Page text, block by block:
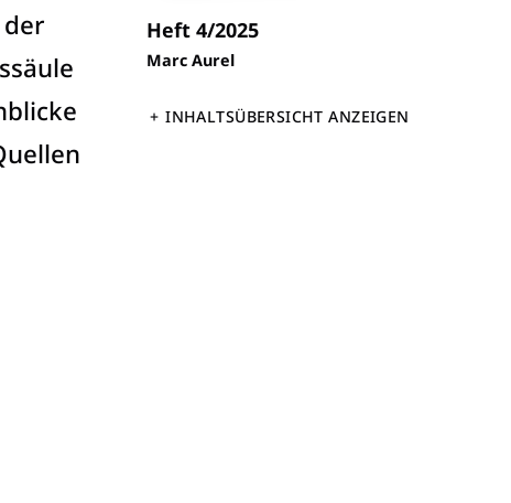
Heft 4/2025
:
Marc Aurel
INHALTSÜBERSICHT ANZEIGEN